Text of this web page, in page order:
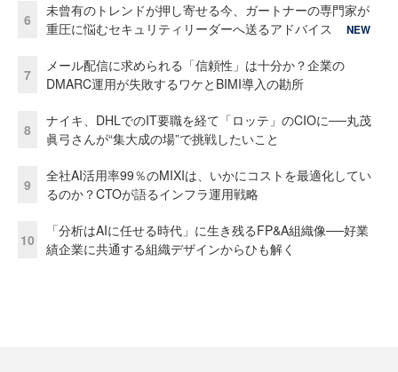
6
未曾有のトレンドが押し寄せる今、ガートナーの専門家が
重圧に悩むセキュリティリーダーへ送るアドバイス
NEW
7
メール配信に求められる「信頼性」は十分か？企業の
DMARC運用が失敗するワケとBIMI導入の勘所
8
ナイキ、DHLでのIT要職を経て「ロッテ」のCIOに──丸茂
眞弓さんが“集大成の場”で挑戦したいこと
9
全社AI活用率99％のMIXIは、いかにコストを最適化してい
るのか？CTOが語るインフラ運用戦略
10
「分析はAIに任せる時代」に生き残るFP&A組織像──好業
績企業に共通する組織デザインからひも解く